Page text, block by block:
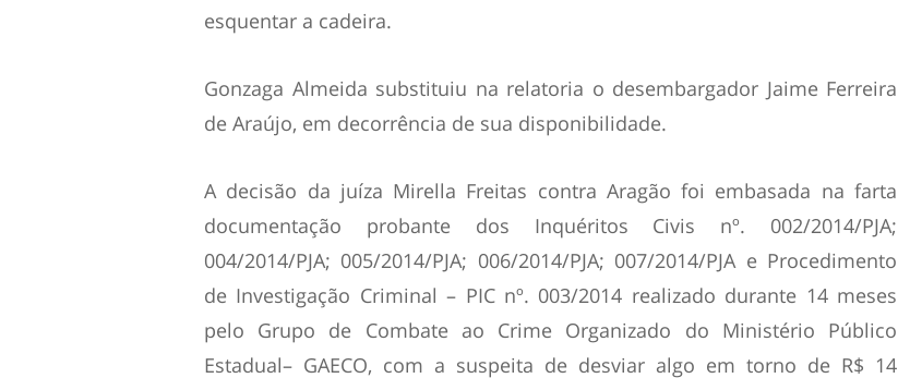
esquentar a cadeira.
Gonzaga Almeida substituiu na relatoria o desembargador Jaime Ferreira
de Araújo, em decorrência de sua disponibilidade.
A decisão da juíza Mirella Freitas contra Aragão foi embasada na farta
documentação probante dos Inquéritos Civis nº. 002/2014/PJA;
004/2014/PJA; 005/2014/PJA; 006/2014/PJA; 007/2014/PJA e Procedimento
de Investigação Criminal – PIC nº. 003/2014 realizado durante 14 meses
pelo Grupo de Combate ao Crime Organizado do Ministério Público
Estadual– GAECO, com a suspeita de desviar algo em torno de R$ 14